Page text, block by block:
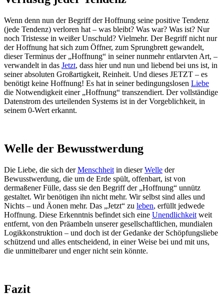
Wenn denn nun der Begriff der Hoffnung seine positive Tendenz
(jede Tendenz) verloren hat – was bleibt? Was war? Was ist? Nur
noch Tristesse in weißer Unschuld? Vielmehr. Der Begriff nicht nur
der Hoffnung hat sich zum Öffner, zum Sprungbrett gewandelt,
dieser Terminus der „Hoffnung“ in seiner nunmehr entlarvten Art, –
verwandelt in das Jetzt, dass hier und nun und liebend bei uns ist, in
seiner absoluten Großartigkeit, Reinheit. Und dieses JETZT – es
benötigt keine Hoffnung! Es hat in seiner bedingungslosen Liebe
die Notwendigkeit einer „Hoffnung“ transzendiert. Der vollständige
Datenstrom des urteilenden Systems ist in der Vorgeblichkeit, in
seinem 0-Wert erkannt.
Welle der Bewusstwerdung
Die Liebe, die sich derMenschheit in dieserWelle der
Bewusstwerdung, die um de Erde spült, offenbart, ist von
dermaßener Fülle, dass sie den Begriff der „Hoffnung“ unnütz
gestaltet. Wir benötigen ihn nicht mehr. Wir selbst sind alles und
Nichts – und Äonen mehr. Das „Jetzt“ zu leben, erfüllt jedwede
Hoffnung. Diese Erkenntnis befindet sich eine Unendlichkeit weit
entfernt, von den Präambeln unserer gesellschaftlichen, mundialen
Logikkonstruktion – und doch ist der Gedanke der Schöpfungsliebe
schützend und alles entscheidend, in einer Weise bei und mit uns,
die unmittelbarer und enger nicht sein könnte.
Fazit